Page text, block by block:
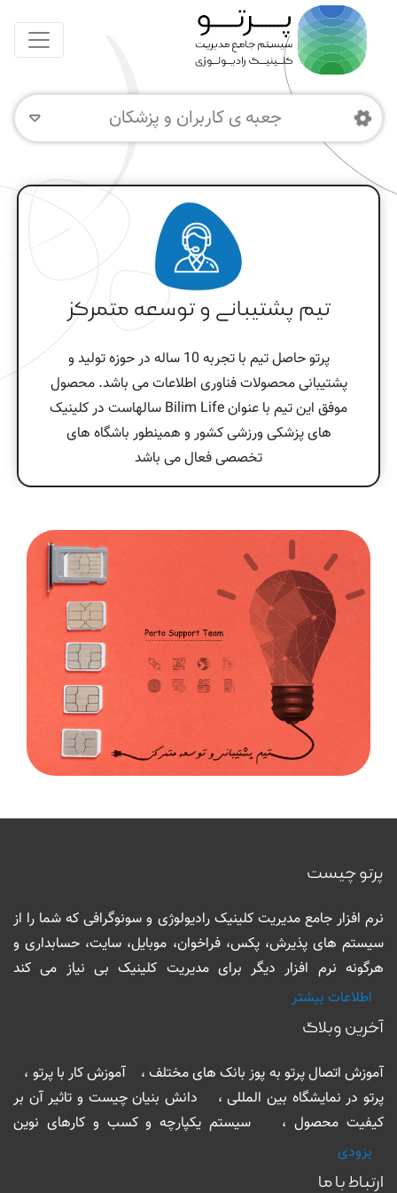
جعبه ی کاربران و پزشکان
تیم پشتیبانی و توسعه متمرکز
پرتو حاصل تیم با تجربه 10 ساله در حوزه تولید و
پشتیبانی محصولات فناوری اطلاعات می باشد. محصول
موفق این تیم با عنوان Bilim Life سالهاست در کلینیک
های پزشکی ورزشی کشور و همینطور باشگاه های
تخصصی فعال می باشد
پرتو چیست
نرم افزار جامع مدیریت کلینیک رادیولوژی و سونوگرافی که شما را از
سیستم های پذیرش، پکس، فراخوان، موبایل، سایت، حسابداری و
هرگونه نرم افزار دیگر برای مدیریت کلینیک بی نیاز می کند
اطلاعات بیشتر
آخرین وبلاگ
آموزش اتصال پرتو به پوز بانک های مختلف ، آموزش کار با پرتو ،
پرتو در نمایشگاه بین المللی ، دانش بنیان چیست و تاثیر آن بر
کیفیت محصول ، سیستم یکپارچه و کسب و کارهای نوین
بزودی
ارتباط با ما